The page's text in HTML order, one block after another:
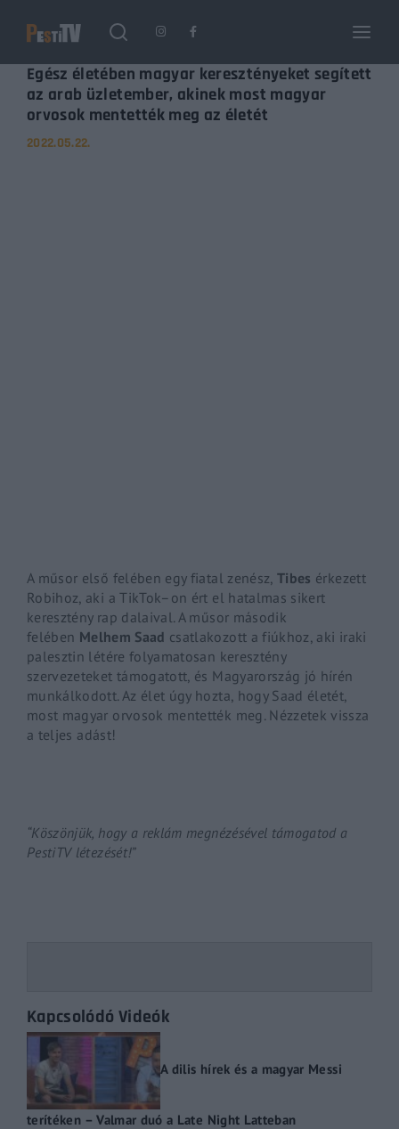
Egész életében magyar keresztényeket segített
az arab üzletember, akinek most magyar
orvosok mentették meg az életét
2022.05.22.
A műsor első felében egy fiatal zenész, Tibes érkezett
Robihoz, aki aTikTok– on ért el hatalmas sikert
keresztény rap dalaival. A műsor második
felében Melhem Saad csatlakozott a fiúkhoz, aki iraki
palesztin létére folyamatosan keresztény
szervezeteket támogatott, és Magyarország jó hírén
munkálkodott. Az élet úgy hozta, hogy Saad életét,
most magyar orvosok mentették meg. Nézzetek vissza
a teljes adást!
“Köszönjük, hogy a reklám megnézésével támogatod a
PestiTV létezését!”
Kapcsolódó Videók
A dilis hírek és a magyar Messi
terítéken – Valmar duó a Late Night Latteban
Login Register
Username or Email Address